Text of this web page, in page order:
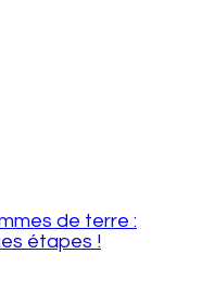
de terre :
étapes !